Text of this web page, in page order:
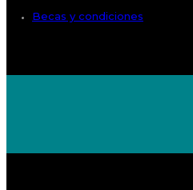
Becas y condiciones